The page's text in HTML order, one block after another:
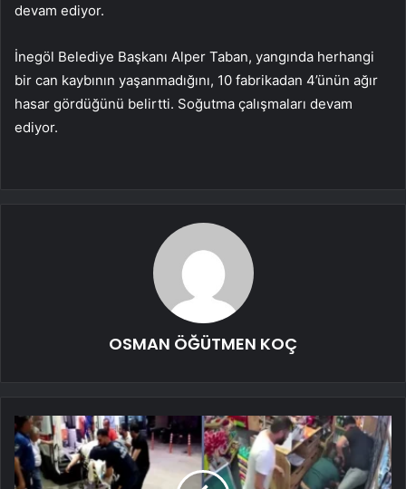
devam ediyor.
İnegöl Belediye Başkanı Alper Taban, yangında herhangi
bir can kaybının yaşanmadığını, 10 fabrikadan 4’ünün ağır
hasar gördüğünü belirtti. Soğutma çalışmaları devam
ediyor.
OSMAN ÖĞÜTMEN KOÇ